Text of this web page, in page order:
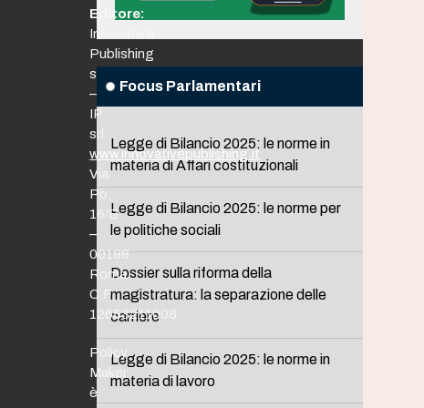
Focus Parlamentari
Legge di Bilancio 2025: le norme in
materia di Affari costituzionali
Legge di Bilancio 2025: le norme per
le politiche sociali
Dossier sulla riforma della
magistratura: la separazione delle
carriere
Legge di Bilancio 2025: le norme in
materia di lavoro
Editore:
Innovative
Publishing
srl
–
IP
srl
www.innovativepublishing.it
Via
Po,
16/B
–
00198
Roma
C.F.
12653211008
Policy
Maker
è